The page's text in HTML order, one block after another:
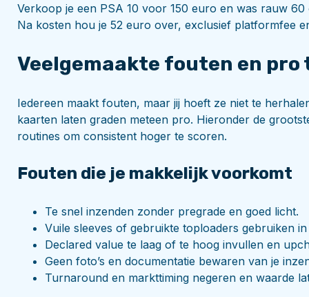
Verkoop je een PSA 10 voor 150 euro en was rauw
Na kosten hou je 52 euro over, exclusief platformfee
Veelgemaakte fouten en pro
Iedereen maakt fouten, maar jij hoeft ze niet te
kaarten laten graden meteen pro. Hieronder de
routines om consistent hoger te scoren.
Fouten die je makkelijk voorkomt
Te snel inzenden zonder pregrade en goed licht.
Vuile sleeves of gebruikte toploaders gebruiken
Declared value te laag of te hoog invullen en
Geen foto’s en documentatie bewaren van je
Turnaround en markttiming negeren en waarde